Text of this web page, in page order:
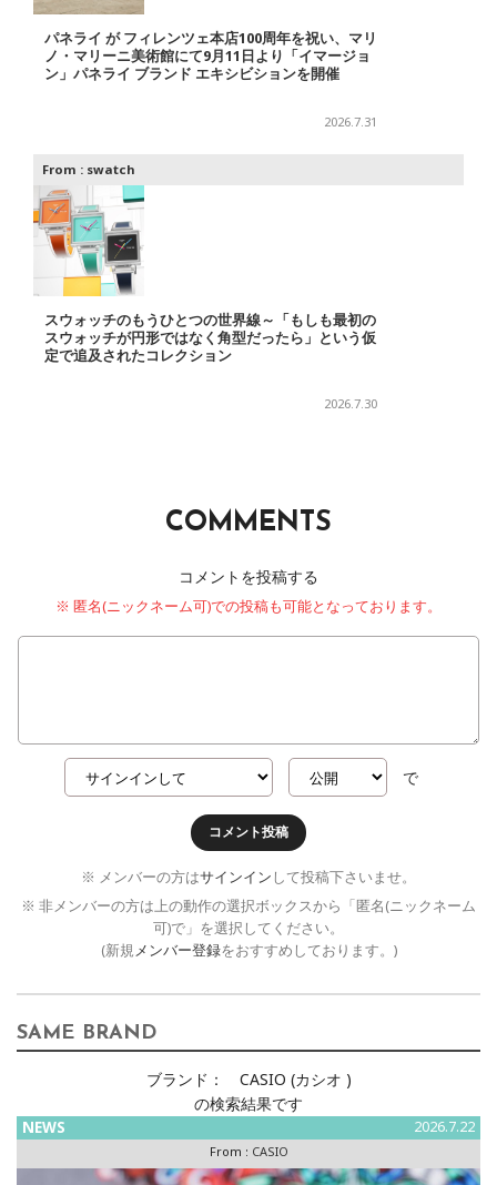
パネライ が フィレンツェ本店100周年を祝い、マリ
ノ・マリーニ美術館にて9月11日より「イマージョ
ン」パネライ ブランド エキシビションを開催
2026.7.31
From : swatch
スウォッチのもうひとつの世界線～「もしも最初の
スウォッチが円形ではなく角型だったら」という仮
定で追及されたコレクション
2026.7.30
COMMENTS
コメントを投稿する
※ 匿名(ニックネーム可)での投稿も可能となっております。
で
コメント投稿
※ メンバーの方はサインイン して投稿下さいませ。
※ 非メンバーの方は上の動作の選択ボックスから「匿名(ニックネーム
可)で」を選択してください。
(新規メンバー登録をおすすめしております。)
SAME BRAND
ブランド：
CASIO (カシオ )
の検索結果です
NEWS 2026.7.22
From : CASIO